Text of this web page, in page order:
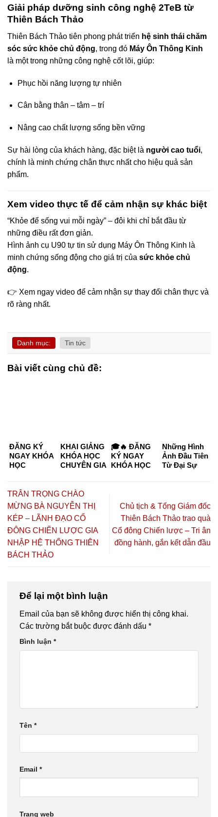
Giải pháp dưỡng sinh công nghệ 2TeB từ
Thiên Bách Thảo
Thiên Bách Thảo tiên phong phát triển hệ sinh thái chăm
sóc sức khỏe chủ động, trong đó Máy Ôn Thông Kinh
là một trong những công nghệ cốt lõi, giúp:
Phục hồi năng lượng tự nhiên
Cân bằng thân – tâm – trí
Nâng cao chất lượng sống bền vững
Sự hài lòng của khách hàng, đặc biệt là người cao tuổi,
chính là minh chứng chân thực nhất cho hiệu quả sản
phẩm.
Xem video thực tế để cảm nhận sự khác biệt
“Khỏe để sống vui mỗi ngày” – đôi khi chỉ bắt đầu từ
những điều rất đơn giản.
Hình ảnh cụ U90 tự tin sử dụng Máy Ôn Thông Kinh là
minh chứng sống động cho giá trị của sức khỏe chủ
động.
👉 Xem ngay video để cảm nhận sự thay đổi chân thực và
rõ ràng nhất.
Danh mục: Tin tức
Bài viết cùng chủ đề:
ĐĂNG KÝ
NGAY KHÓA
HỌC
SINH KHÓA
K6 & K7
KHAI GIẢNG
KHÓA HỌC
CHUYÊN GIA
CHĂM SÓC
SỨC KHỎE
CHỦ ĐỘNG
2026 TẠI TP.
HỒ CHÍ
MINH – CƠ
🎓🔥 ĐĂNG
KÝ NGAY
KHÓA HỌC
CHĂM SÓC
SỨC KHỎE
CHỦ ĐỘNG
2026 🔥🎓
Những Hình
Ảnh Đầu Tiên
Từ Đại Sự
Thịnh
Vượng”
TRÂN TRỌNG CHÀO
MỪNG BÀ NGUYỄN THỊ
KÉP – LÃNH ĐẠO CỔ
ĐÔNG CHIẾN LƯỢC GIA
NHẬP HỆ THỐNG THIÊN
BÁCH THẢO
Chủ tịch & Tổng Giám đốc
Thiên Bách Thảo trao quà
Cổ đông Chiến lược – Tri ân
đồng hành, gắn kết dẫn đầu
Để lại một bình luận
Email của bạn sẽ không được hiển thị công khai.
Các trường bắt buộc được đánh dấu *
Bình luận *
Tên *
Email *
Trang web